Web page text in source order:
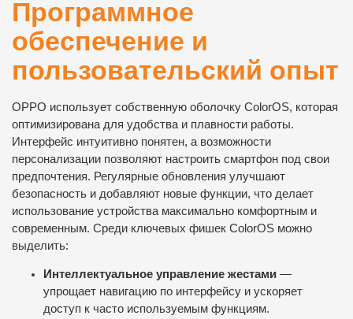
Программное
обеспечение и
пользовательский опыт
OPPO использует собственную оболочку ColorOS, которая
оптимизирована для удобства и плавности работы.
Интерфейс интуитивно понятен, а возможности
персонализации позволяют настроить смартфон под свои
предпочтения. Регулярные обновления улучшают
безопасность и добавляют новые функции, что делает
использование устройства максимально комфортным и
современным. Среди ключевых фишек ColorOS можно
выделить:
Интеллектуальное управление жестами —
упрощает навигацию по интерфейсу и ускоряет
доступ к часто используемым функциям.